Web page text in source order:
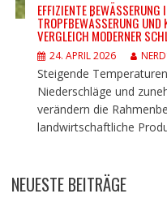
EFFIZIENTE BEWÄSSERUNG
TROPFBEWÄSSERUNG
VERGLEICH MODERNER
24. APRIL 2026
Steigende
Niederschläge und
verändern die
landwirtschaftliche
NEUESTE BEITRÄGE